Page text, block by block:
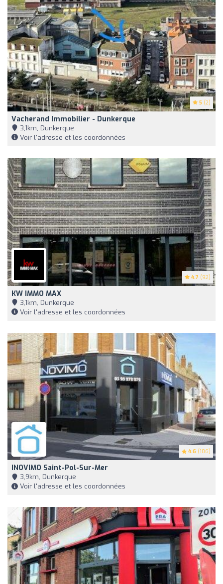
5 (2)
Vacherand Immobilier - Dunkerque
3,1km, Dunkerque
Voir l'adresse et les coordonnées
4.7 (92)
KW IMMO MAX
3,1km, Dunkerque
Voir l'adresse et les coordonnées
4.6 (106)
INOVIMO Saint-Pol-Sur-Mer
3,9km, Dunkerque
Voir l'adresse et les coordonnées